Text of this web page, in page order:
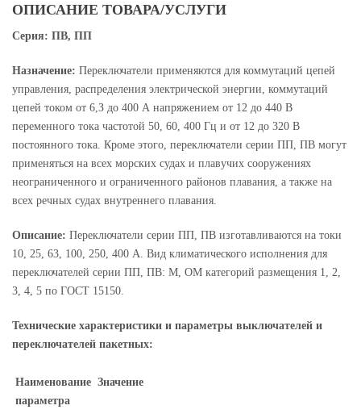
ОПИСАНИЕ ТОВАРА/УСЛУГИ
Серия: ПВ, ПП
Назначение: Переключатели применяются для коммутаций цепей
управления, распределения электрической энергии, коммутаций
цепей током от 6,З до 400 А напряжением от 12 до 440 В
переменного тока частотой 50, 60, 400 Гц и от 12 до 320 В
постоянного тока. Кроме этого, переключатели серии ПП, ПВ могут
применяться на всех морских судах и плавучих сооружениях
неограниченного и ограниченного районов плавания, а также на
всех речных судах внутреннего плавания.
Описание: Переключатели серии ПП, ПВ изготавливаются на токи
10, 25, 63, 100, 250, 400 А. Вид климатического исполнения для
переключателей серии ПП, ПВ: М, ОМ категорий размещения 1, 2,
3, 4, 5 по ГОСТ 15150.
Технические характеристики и параметры выключателей и
переключателей пакетных:
Наименование
параметра
Значение